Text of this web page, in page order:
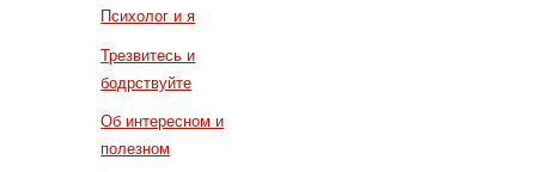
Психолог и я
Трезвитесь и
бодрствуйте
Об интересном и
полезном